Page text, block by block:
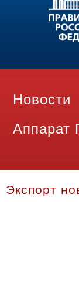
Новости
Аппарат
Экспорт